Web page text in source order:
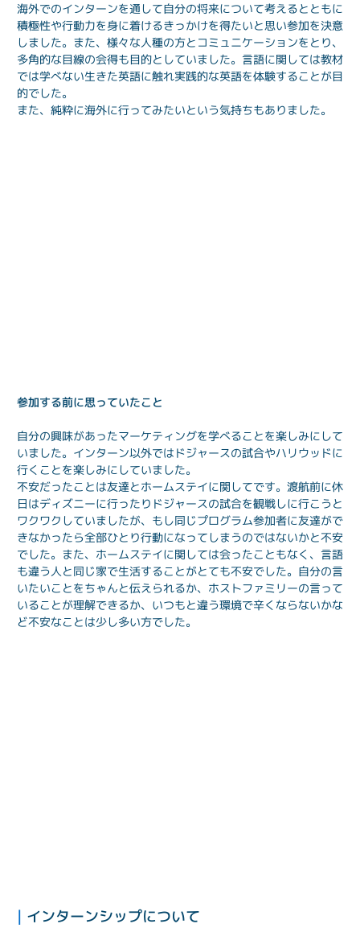
海外でのインターンを通して自分の将来について考えるとともに
積極性や行動力を身に着けるきっかけを得たいと思い参加を決意
しました。また、様々な人種の方とコミュニケーションをとり、
多角的な目線の会得も目的としていました。言語に関しては教材
では学べない生きた英語に触れ実践的な英語を体験することが目
的でした。
また、純粋に海外に行ってみたいという気持ちもありました。
参加する前に思っていたこと
自分の興味があったマーケティングを学べることを楽しみにして
いました。インターン以外ではドジャースの試合やハリウッドに
行くことを楽しみにしていました。
不安だったことは友達とホームステイに関してです。渡航前に休
日はディズニーに行ったりドジャースの試合を観戦しに行こうと
ワクワクしていましたが、もし同じプログラム参加者に友達がで
きなかったら全部ひとり行動になってしまうのではないかと不安
でした。また、ホームステイに関しては会ったこともなく、言語
も違う人と同じ家で生活することがとても不安でした。自分の言
いたいことをちゃんと伝えられるか、ホストファミリーの言って
いることが理解できるか、いつもと違う環境で辛くならないかな
ど不安なことは少し多い方でした。
| インターンシップについて